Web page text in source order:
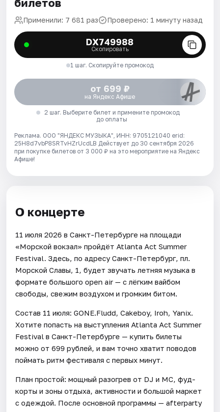
Применили: 7 681 раз Проверено: 1 минуту назад
DX749988
Скопировать
1 шаг. Скопируйте промокод
от 699 ₽
на Яндекс Афише
2 шаг. Выберите билет и примените промокод
до оплаты
Реклама. ООО "ЯНДЕКС МУЗЫКА", ИНН: 9705121040 erid:
25H8d7vbP8SRTvHZrUcdLB Действует до 30 сентября 2026
при покупке билетов от 3 000 ₽ на это мероприятие на Яндекс
Афише!
О концерте
11 июля 2026 в Санкт-Петербурге на площади
«Морской вокзал» пройдёт Atlanta Act Summer
Festival. Здесь, по адресу Санкт-Петербург, пл.
Морской Славы, 1, будет звучать летняя музыка в
формате большого open air — с лёгким вайбом
свободы, свежим воздухом и громким битом.
Состав 11 июля: GONE.Fludd, Cakeboy, Iroh, Yanix.
Хотите попасть на выступления Atlanta Act Summer
Festival в Санкт-Петербурге — купить билеты
можно от 699 рублей, и вам точно хватит поводов
поймать ритм фестиваля с первых минут.
План простой: мощный разогрев от DJ и MC, фуд-
корты и зоны отдыха, активности и большой маркет
с одеждой. После основной программы — afterparty